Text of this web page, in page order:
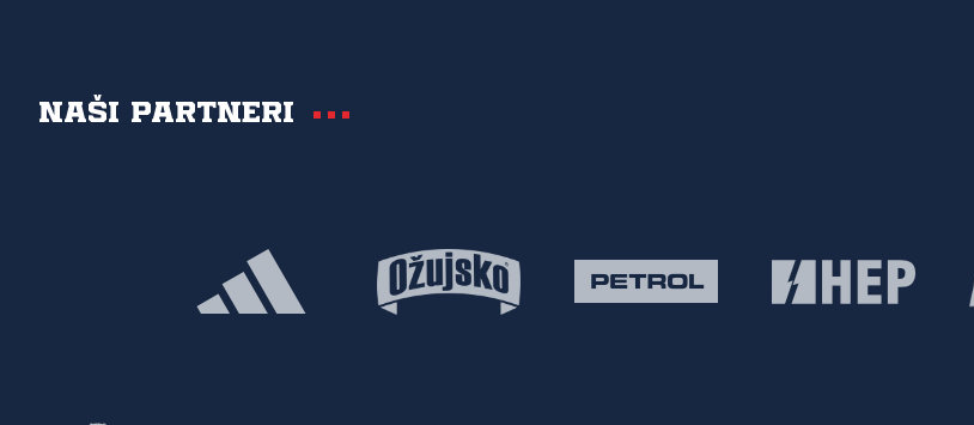
Naši partneri